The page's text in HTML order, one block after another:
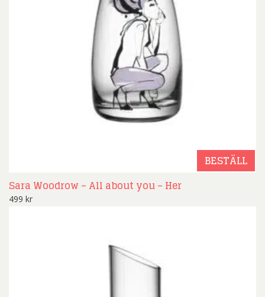
BESTÄLL
Sara Woodrow – All about you – Her
499 kr